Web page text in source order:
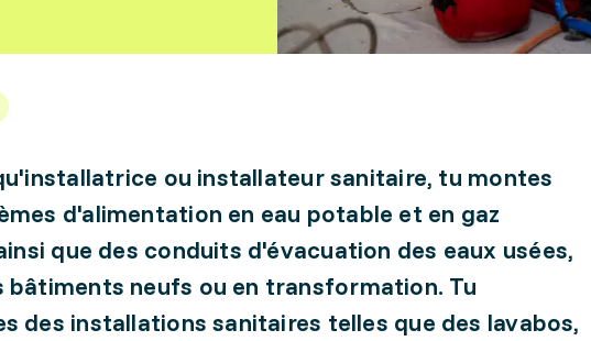
ou installateur sanitaire, tu montes
d'alimentation en eau potable et en gaz
que des conduits d'évacuation des eaux usées,
bâtiments neufs ou en transformation. Tu
des installations sanitaires telles que des lavabos,